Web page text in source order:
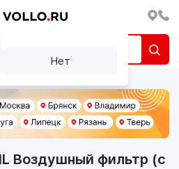
Воздушный фильтр (с
Нет